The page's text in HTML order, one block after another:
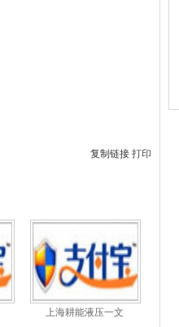
复制链接 打印
上海耕能液压一文